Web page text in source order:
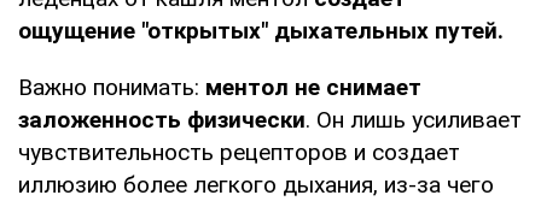
ощущение "открытых" дыхательных путей.
Важно понимать: ментол не снимает
заложенность физически. Он лишь усиливает
чувствительность рецепторов и создает
иллюзию более легкого дыхания, из-за чего